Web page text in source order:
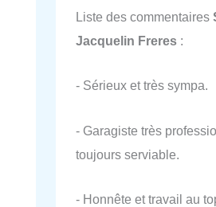
Liste des commentaires
Jacquelin Freres :
- Sérieux et très sympa.
- Garagiste très
toujours serviable.
- Honnête et travail au